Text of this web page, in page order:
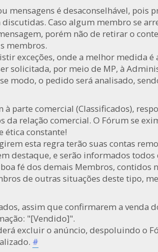
mensagens é desaconselhável, pois
Caso algum membro se
porém não de retirar o
membros.
exceções, onde a melhor medida
solicitada, por meio de MP, à
modo, o pedido será analisado,
à parte comercial (Classificados),
da relação comercial. O Fórum se
ética constante!
esta regra terão suas contas
destaque, e serão informados todos
fé dos demais Membros, contidos
de outras situações deste tipo,
assim que confirmarem a venda
"[Vendido]".
excluir o anúncio, despoluindo o
#